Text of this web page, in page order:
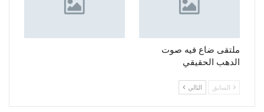
ملتقى ضاع فيه صوت
الدهب الحقيقي
السابق التالي